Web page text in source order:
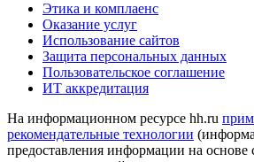
Этика и комплаенс
Оказание услуг
Использование сайтов
Защита персональных данных
Пользовательское соглашение
ИТ аккредитация
На информационном ресурсе hh.ru
рекомендательные технологии
предоставления информации на основе